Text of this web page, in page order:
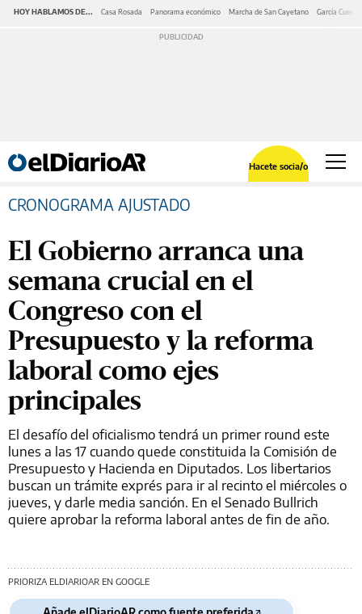
HOY HABLAMOS DE... Casa Rosada Panorama económico Marcha de San Cayetano García Cuerva
Hacete socia/o
CRONOGRAMA AJUSTADO
El Gobierno arranca una
semana crucial en el
Congreso con el
Presupuesto y la reforma
laboral como ejes
principales
El desafío del oficialismo tendrá un primer round este
lunes a las 17 cuando quede constituida la Comisión de
Presupuesto y Hacienda en Diputados. Los libertarios
buscan un trámite exprés para ir al recinto el miércoles o
jueves, y darle media sanción. En el Senado Bullrich
quiere aprobar la reforma laboral antes de fin de año.
PRIORIZA ELDIARIOAR EN GOOGLE